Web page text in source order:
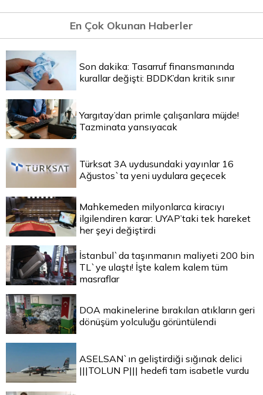
En Çok Okunan Haberler
Son dakika: Tasarruf finansmanında
kurallar değişti: BDDK’dan kritik sınır
Yargıtay’dan primle çalışanlara müjde!
Tazminata yansıyacak
Türksat 3A uydusundaki yayınlar 16
Ağustos`ta yeni uydulara geçecek
Mahkemeden milyonlarca kiracıyı
ilgilendiren karar: UYAP’taki tek hareket
her şeyi değiştirdi
İstanbul`da taşınmanın maliyeti 200 bin
TL`ye ulaştı! İşte kalem kalem tüm
masraflar
DOA makinelerine bırakılan atıkların geri
dönüşüm yolculuğu görüntülendi
ASELSAN`ın geliştirdiği sığınak delici
|||TOLUN P||| hedefi tam isabetle vurdu